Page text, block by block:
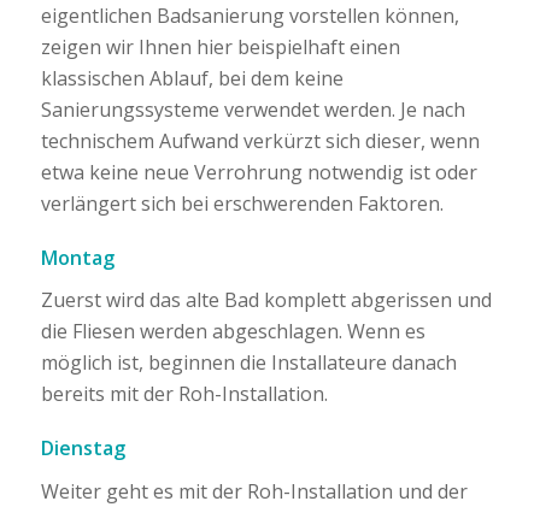
eigentlichen Badsanierung vorstellen können,
zeigen wir Ihnen hier beispielhaft einen
klassischen Ablauf, bei dem keine
Sanierungssysteme verwendet werden. Je nach
technischem Aufwand verkürzt sich dieser, wenn
etwa keine neue Verrohrung notwendig ist oder
verlängert sich bei erschwerenden Faktoren.
Montag
Zuerst wird das alte Bad komplett abgerissen und
die Fliesen werden abgeschlagen. Wenn es
möglich ist, beginnen die Installateure danach
bereits mit der Roh-Installation.
Dienstag
Weiter geht es mit der Roh-Installation und der